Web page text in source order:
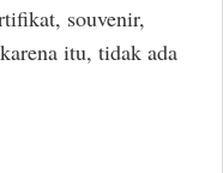
souvenir,
itu, tidak ada